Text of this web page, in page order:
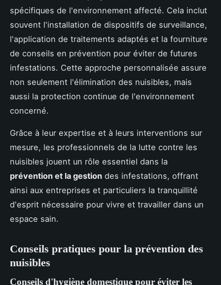
spécifiques de l'environnement affecté. Cela inclut
souvent l'installation de dispositifs de surveillance,
l'application de traitements adaptés et la fourniture
de conseils en prévention pour éviter de futures
infestations. Cette approche personnalisée assure
non seulement l'élimination des nuisibles, mais
aussi la protection continue de l'environnement
concerné.
Grâce à leur expertise et à leurs interventions sur
mesure, les professionnels de la lutte contre les
nuisibles jouent un rôle essentiel dans la
prévention et la gestion des infestations, offrant
ainsi aux entreprises et particuliers la tranquillité
d'esprit nécessaire pour vivre et travailler dans un
espace sain.
Conseils pratiques pour la prévention des
nuisibles
Conseils d'hygiène domestique pour éviter les